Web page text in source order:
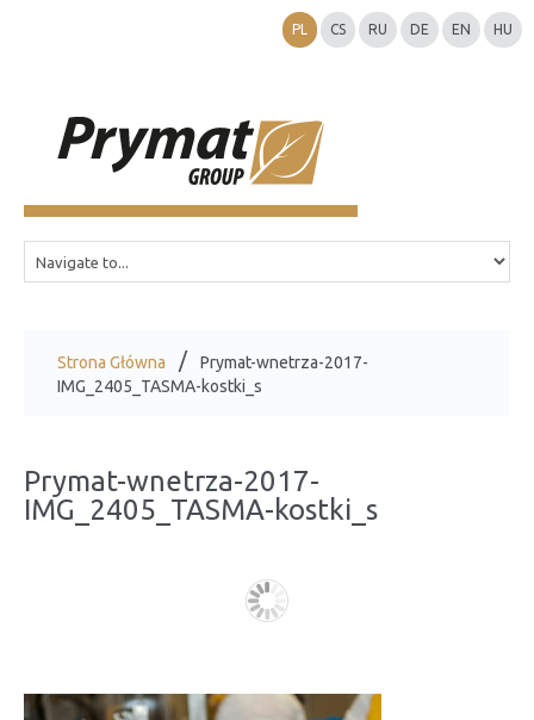
PL CS RU DE EN HU
Strona Główna
Prymat-wnetrza-2017-
IMG_2405_TASMA-kostki_s
Prymat-wnetrza-2017-
IMG_2405_TASMA-kostki_s